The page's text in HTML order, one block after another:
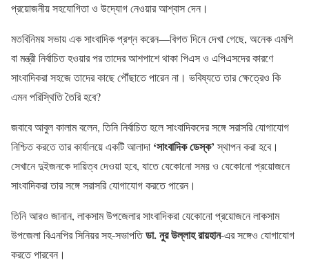
প্রয়োজনীয় সহযোগিতা ও উদ্যোগ নেওয়ার আশ্বাস দেন।
মতবিনিময় সভায় এক সাংবাদিক প্রশ্ন করেন—বিগত দিনে দেখা গেছে, অনেক এমপি
বা মন্ত্রী নির্বাচিত হওয়ার পর তাদের আশপাশে থাকা পিএস ও এপিএসদের কারণে
সাংবাদিকরা সহজে তাদের কাছে পৌঁছাতে পারেন না। ভবিষ্যতে তার ক্ষেত্রেও কি
এমন পরিস্থিতি তৈরি হবে?
জবাবে আবুল কালাম বলেন, তিনি নির্বাচিত হলে সাংবাদিকদের সঙ্গে সরাসরি যোগাযোগ
নিশ্চিত করতে তার কার্যালয়ে একটি আলাদা ‘সাংবাদিক ডেস্ক’স্থাপন করা হবে।
সেখানে দুইজনকে দায়িত্ব দেওয়া হবে, যাতে যেকোনো সময় ও যেকোনো প্রয়োজনে
সাংবাদিকরা তার সঙ্গে সরাসরি যোগাযোগ করতে পারেন।
তিনি আরও জানান, লাকসাম উপজেলার সাংবাদিকরা যেকোনো প্রয়োজনে লাকসাম
উপজেলা বিএনপির সিনিয়র সহ-সভাপতিডা. নুর উল্লাহ রায়হান-এর সঙ্গেও যোগাযোগ
করতে পারবেন।